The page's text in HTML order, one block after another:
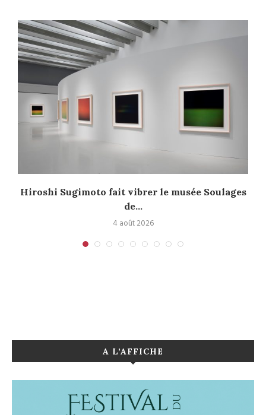
Hiroshi Sugimoto fait vibrer le musée Soulages
de...
4 août 2026
A L’AFFICHE